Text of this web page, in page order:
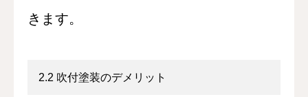
きます。
2.2 吹付塗装のデメリット